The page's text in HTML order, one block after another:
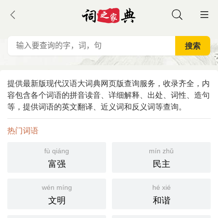
提供最新版现代汉语大词典网页版查询服务，收录齐全，内
容包含各个词语的拼音读音、详细解释、出处、词性、造句
等，提供词语的英文翻译、近义词和反义词等查询。
热门词语
fù qiáng
富强
mín zhǔ
民主
wén míng
文明
hé xié
和谐